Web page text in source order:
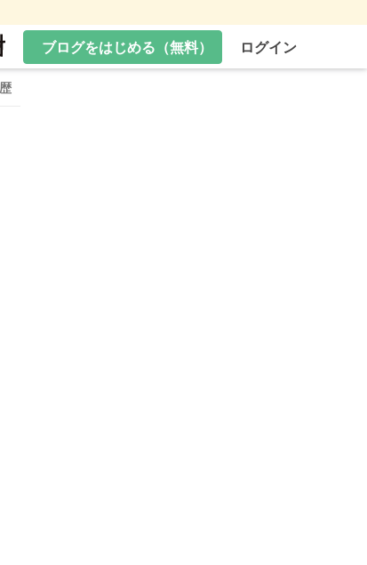
ブログをはじめる（無料）
ログイン